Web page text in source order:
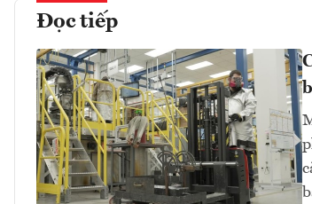
Đọc tiếp